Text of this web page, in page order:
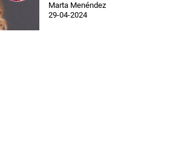
Marta Menéndez
29-04-2024